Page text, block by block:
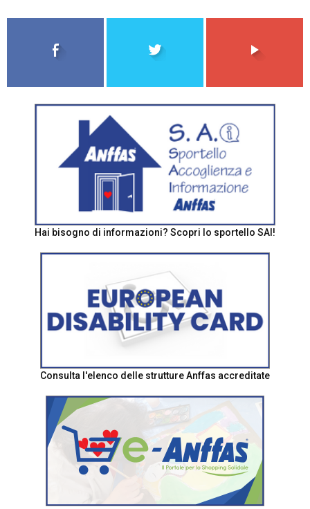
Hai bisogno di informazioni? Scopri lo sportello SAI!
Consulta l'elenco delle strutture Anffas accreditate